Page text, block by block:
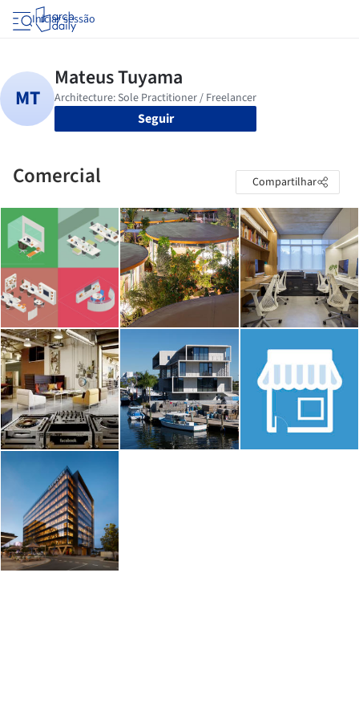
Iniciar sessão
Seguir
Comercial Compartilhar